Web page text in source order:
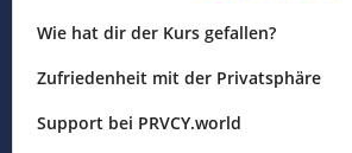
Wie hat dir der Kurs gefallen?
Zufriedenheit mit der Privatsphäre
Support bei PRVCY.world